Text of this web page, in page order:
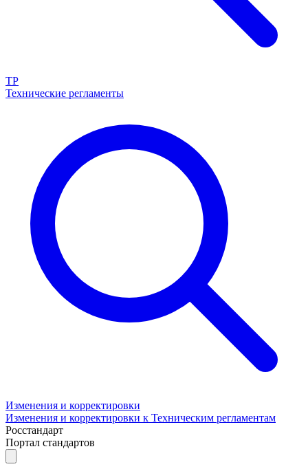
ТР
Технические регламенты
Изменения и корректировки
Изменения и корректировки к Техническим регламентам
Росстандарт
Портал стандартов